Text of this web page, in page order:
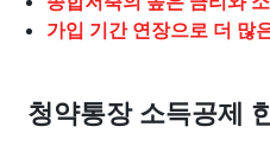
가입 기간 연장으로 더 많
청약통장 소득공제